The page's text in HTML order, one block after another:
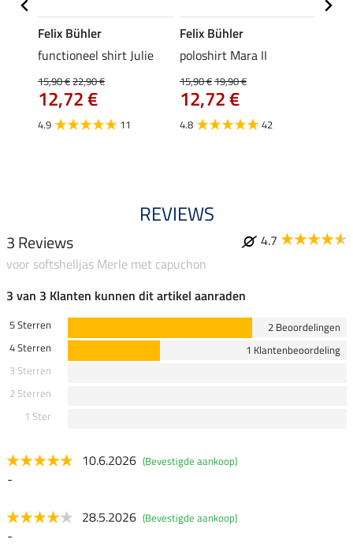
Felix Bühler
functioneel shirt Julie
15,90 €22,90 €
12,72 €
4.9 11
Felix Bühler
poloshirt Mara II
15,90 €19,90 €
12,72 €
4.8 42
REVIEWS
3 Reviews
4.7
voor softshelljas Merle met capuchon
3 van 3 Klanten kunnen dit artikel aanraden
5 Sterren
2 Beoordelingen
4 Sterren
1 Klantenbeoordeling
3 Sterren
2 Sterren
1 Ster
10.6.2026 (Bevestigde aankoop)
-
28.5.2026 (Bevestigde aankoop)
-